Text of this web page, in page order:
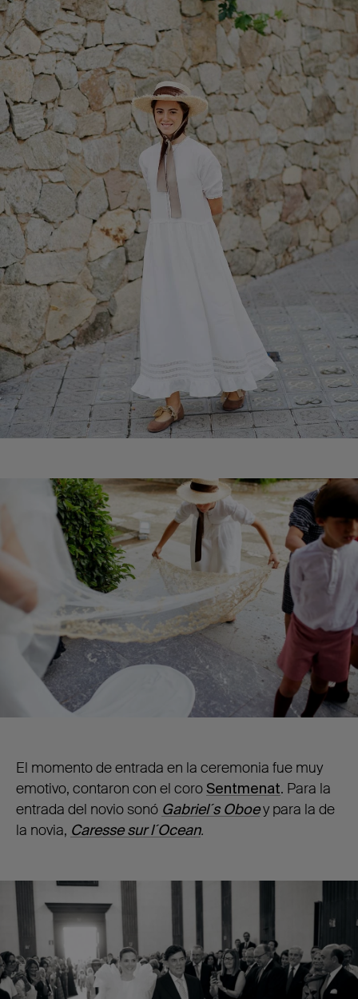
El momento de entrada en la ceremonia fue muy
emotivo, contaron con el coroSentmenat. Para la
entrada del novio sonó Gabriel´s Oboey para la de
la novia, Caresse sur l´Ocean.